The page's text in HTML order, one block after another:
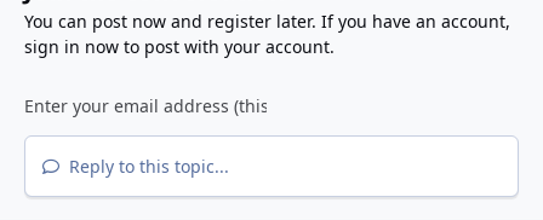
You can post now and register later. If you have an account,
sign in nowto post with your account.
Reply to this topic...